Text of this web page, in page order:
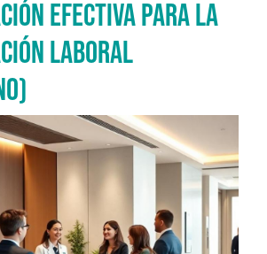
EFECTIVA PARA LA
LABORAL